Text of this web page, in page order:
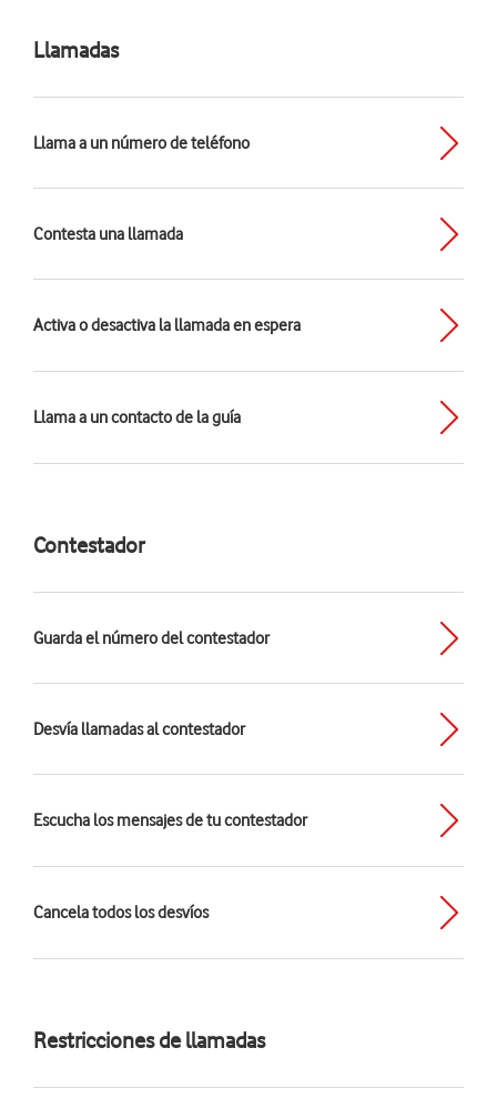
Llamadas
Llama a un número de teléfono
Contesta una llamada
Activa o desactiva la llamada en espera
Llama a un contacto de la guía
Contestador
Guarda el número del contestador
Desvía llamadas al contestador
Escucha los mensajes de tu contestador
Cancela todos los desvíos
Restricciones de llamadas